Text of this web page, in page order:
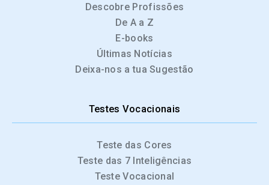
Descobre Profissões
De A a Z
E-books
Últimas Notícias
Deixa-nos a tua Sugestão
Testes Vocacionais
Teste das Cores
Teste das 7 Inteligências
Teste Vocacional